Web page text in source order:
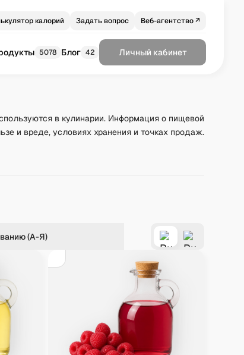
калорий Задать вопрос Веб-агентство ↗
5078 Блог 42 Личный кабинет
в кулинарии. Информация о пищевой
и вреде, условиях хранения и точках продаж.
(А-Я)